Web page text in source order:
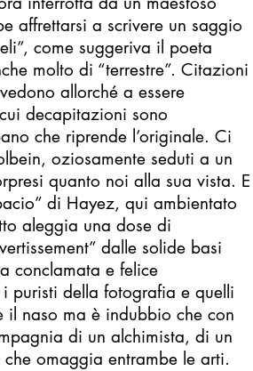
affrettarsi a scrivere un saggio
come suggeriva il poeta
molto di “terrestre”. Citazioni
allorché a essere
decapitazioni sono
che riprende l’originale. Ci
oziosamente seduti a un
quanto noi alla sua vista. E
di Hayez, qui ambientato
aleggia una dose di
dalle solide basi
conclamata e felice
puristi della fotografia e quelli
il naso ma è indubbio che con
di un alchimista, di un
omaggia entrambe le arti.